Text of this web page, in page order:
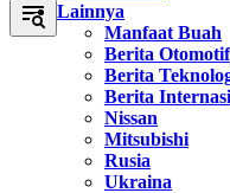
Lainnya
Manfaat Buah
Berita Otomotif
Berita
Berita
Nissan
Mitsubishi
Rusia
Ukraina